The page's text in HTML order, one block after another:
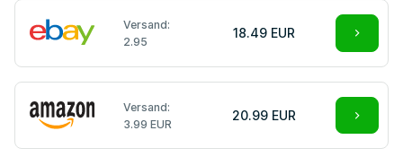
Versand:
2.95
18.49 EUR
Versand:
3.99 EUR
20.99 EUR